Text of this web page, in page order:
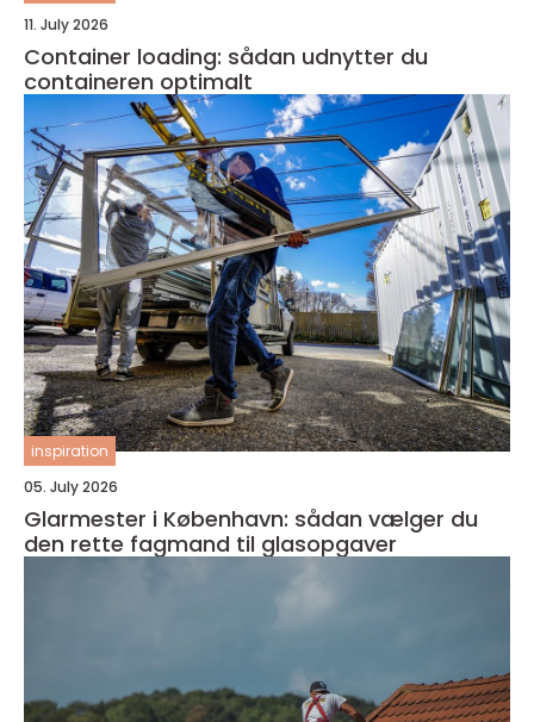
11. July 2026
Container loading: sådan udnytter du
containeren optimalt
inspiration
05. July 2026
Glarmester i København: sådan vælger du
den rette fagmand til glasopgaver